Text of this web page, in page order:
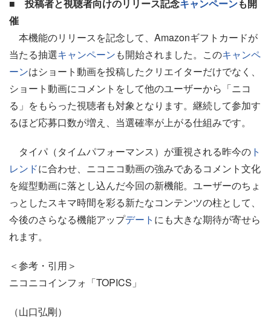
■ 投稿者と視聴者向けのリリース記念キャンペーンも開
催
本機能のリリースを記念して、Amazonギフトカードが
当たる抽選キャンペーンも開始されました。このキャンペ
ーンはショート動画を投稿したクリエイターだけでなく、
ショート動画にコメントをして他のユーザーから「ニコ
る」をもらった視聴者も対象となります。継続して参加す
るほど応募口数が増え、当選確率が上がる仕組みです。
タイパ（タイムパフォーマンス）が重視される昨今の ト
レンドに合わせ、ニコニコ動画の強みであるコメント文化
を縦型動画に落とし込んだ今回の新機能。ユーザーのちょ
っとしたスキマ時間を彩る新たなコンテンツの柱として、
今後のさらなる機能アップデート にも大きな期待が寄せら
れます。
＜参考・引用＞
ニコニコインフォ「TOPICS」
（山口弘剛）